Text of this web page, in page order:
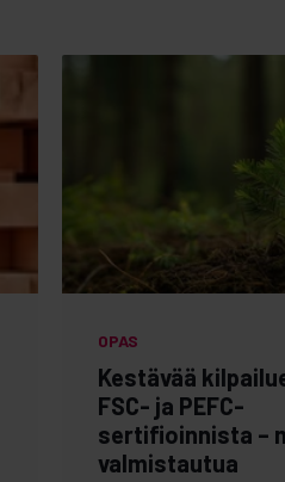
OPAS
Kestävää
FSC- ja PEFC-
sertifioinnista –
valmistautua